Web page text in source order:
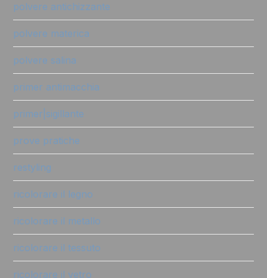
polvere antichizzante
polvere materica
polvere salina
primer antimacchia
primer|sigillante
prove pratiche
restyling
ricolorare il legno
ricolorare il metallo
ricolorare il tessuto
ricolorare il vetro